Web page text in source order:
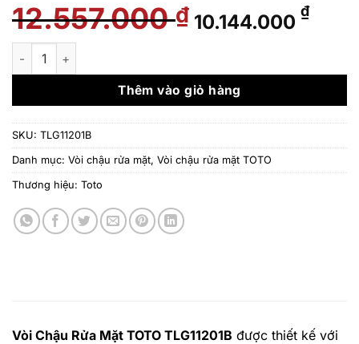
12.557.000₫ Giá
gốc
12.557.000 ₫.
10.144.000 ₫Giá
là:
Vòi Chậu Rửa Mặt TOTO TLG11201B số lượng
Thêm vào giỏ hàng
SKU: TLG11201B
Danh mục: Vòi chậu rửa mặt, Vòi chậu rửa mặt TOTO
Thương hiệu: Toto
Vòi Chậu Rửa Mặt TOTO TLG11201B được thiết kế với